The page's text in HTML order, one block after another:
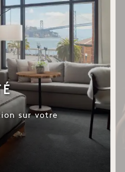
sur votre